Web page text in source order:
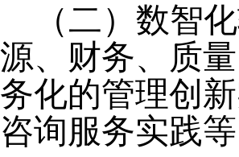
（二）数智
源、 财务、
质
务化的管理创
咨询服务实践等